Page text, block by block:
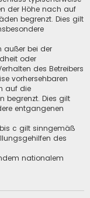
der Höhe nach auf
begrenzt. Dies gilt
außer bei der
oder
des Betreibers
vorhersehbaren
auf die
begrenzt. Dies gilt
entgangenen
c gilt sinngemäß
des
nationalem